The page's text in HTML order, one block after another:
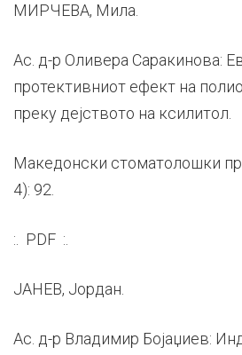
МИРЧЕВА, Мила.
Ас. д-р Оливера Саракинова:
протективниот ефект на
преку дејството на ксилитол.
Македонски стоматолошки
4): 92.
:. PDF :.
ЈАНЕВ, Јордан.
Ас. д-р Владимир Бојаџиев: